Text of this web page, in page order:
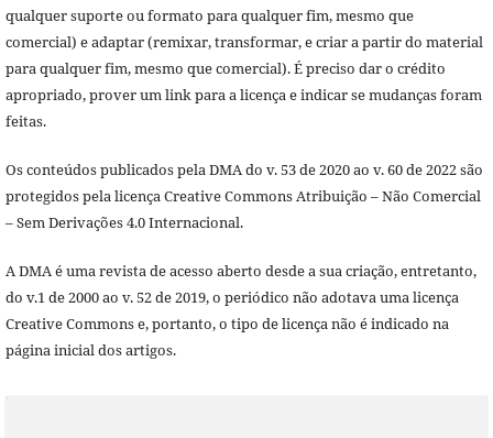
qualquer suporte ou formato para qualquer fim, mesmo que
comercial) e adaptar (remixar, transformar, e criar a partir do material
para qualquer fim, mesmo que comercial). É preciso dar o crédito
apropriado, prover um link para a licença e indicar se mudanças foram
feitas.
Os conteúdos publicados pela DMA do v. 53 de 2020 ao v. 60 de 2022 são
protegidos pela licença Creative Commons Atribuição – Não Comercial
– Sem Derivações 4.0 Internacional.
A DMA é uma revista de acesso aberto desde a sua criação, entretanto,
do v.1 de 2000 ao v. 52 de 2019, o periódico não adotava uma licença
Creative Commons e, portanto, o tipo de licença não é indicado na
página inicial dos artigos.